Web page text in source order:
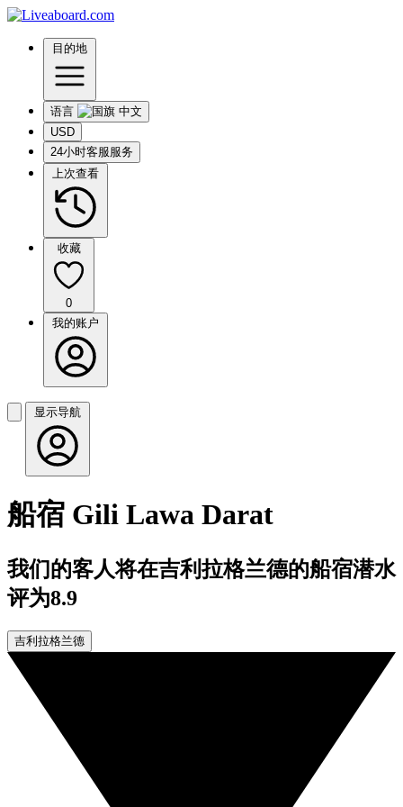
目的地
语言
USD
24小时客服服务
上次查看
收藏
0
我的账户
显示导航
船宿 Gili Lawa Darat
我们的客人将在吉利拉格兰德的船宿潜水
评为8.9
吉利拉格兰德